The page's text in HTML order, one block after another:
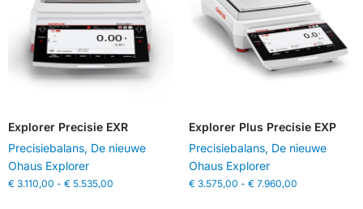
Explorer Precisie EXR
Precisiebalans, De nieuwe
Ohaus Explorer
€ 3.110,00 - € 5.535,00
Explorer Plus Precisie EXP
Precisiebalans, De nieuwe
Ohaus Explorer
€3.575,00 - €7.960,00